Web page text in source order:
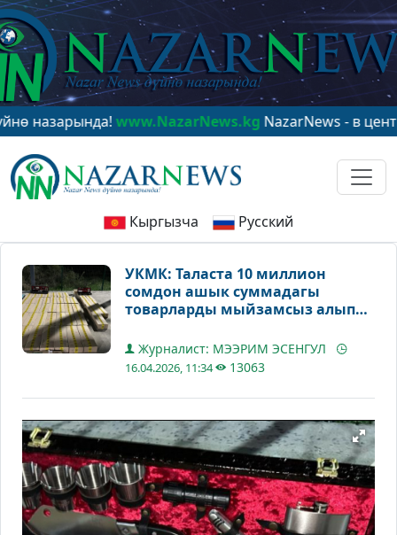
www.NazarNews.kgNazarNews - в центре
Кыргызча Русский
УКМК: Таласта 10 миллион
сомдон ашык суммадагы
товарларды мыйзамсыз алып
Журналист: МЭЭРИМ ЭСЕНГУЛ
16.04.2026, 11:34 13063